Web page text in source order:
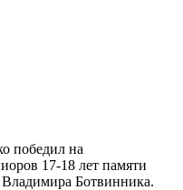
победил на
17-18 лет памяти
Владимира Ботвинника.